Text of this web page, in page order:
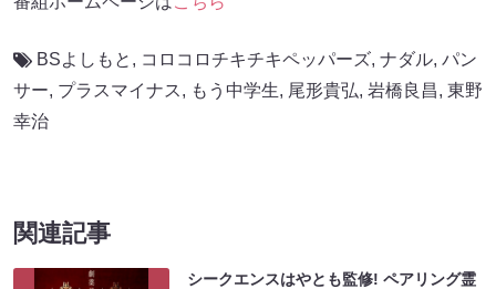
BSよしもと , コロコロチキチキペッパーズ, ナダル, パン
サー, プラスマイナス, もう中学生, 尾形貴弘, 岩橋良昌, 東野
幸治
関連記事
シークエンスはやとも監修! ペアリング霊